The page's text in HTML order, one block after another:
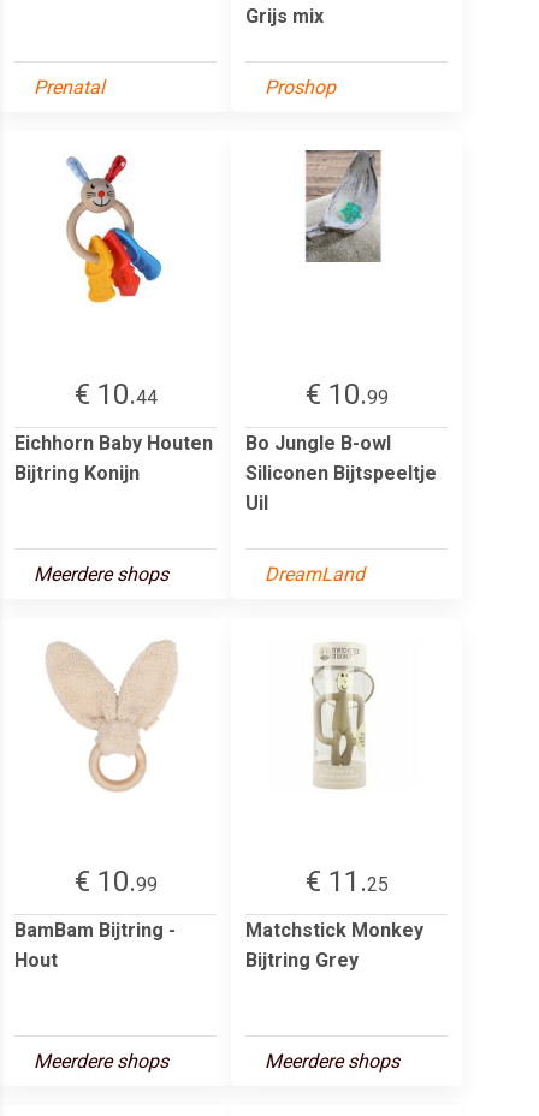
Prenatal
Grijs mix
Proshop
€ 10.44
Eichhorn Baby Houten
Bijtring Konijn
Meerdere shops
€ 10.99
Bo Jungle B-owl
Siliconen Bijtspeeltje
Uil
DreamLand
€ 10.99
BamBam Bijtring -
Hout
Meerdere shops
€ 11.25
Matchstick Monkey
Bijtring Grey
Meerdere shops